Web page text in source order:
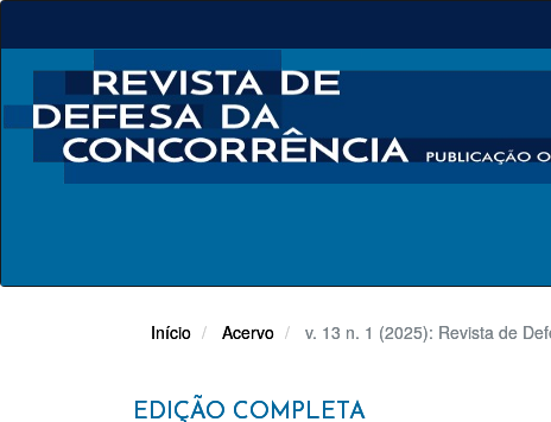
Navegação
Barra
Lateral
Início Acervo v. 13 n. 1 (2025): Revista de
EDIÇÃO COMPLETA